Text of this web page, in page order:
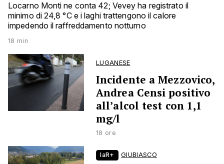
Locarno Monti ne conta 42; Vevey ha registrato il
minimo di 24,8 °C e i laghi trattengono il calore
impedendo il raffreddamento notturno
18 min
LUGANESE
Incidente a Mezzovico,
Andrea Censi positivo
all’alcol test con 1,1
mg/l
18 ore
laR+ GIUBIASCO